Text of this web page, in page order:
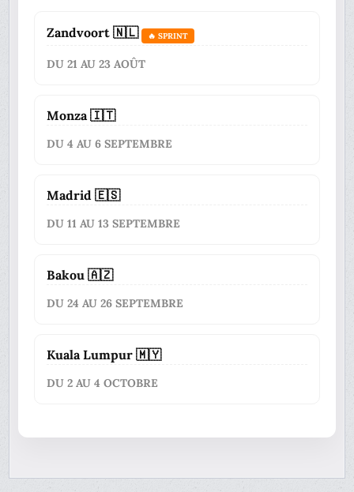
Zandvoort 🇳🇱 🔥 SPRINT
DU 21 AU 23 AOÛT
Monza 🇮🇹
DU 4 AU 6 SEPTEMBRE
Madrid 🇪🇸
DU 11 AU 13 SEPTEMBRE
Bakou 🇦🇿
DU 24 AU 26 SEPTEMBRE
Kuala Lumpur 🇲🇾
DU 2 AU 4 OCTOBRE